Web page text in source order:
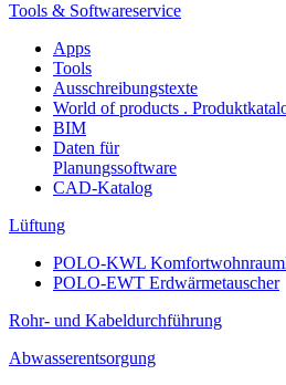
Tools & Softwareservice
Apps
Tools
Ausschreibungstexte
World of products .
BIM
Daten für
Planungssoftware
CAD-Katalog
Lüftung
POLO-KWL
POLO-EWT Erdwärmetauscher
Rohr- und Kabeldurchführung
Abwasserentsorgung